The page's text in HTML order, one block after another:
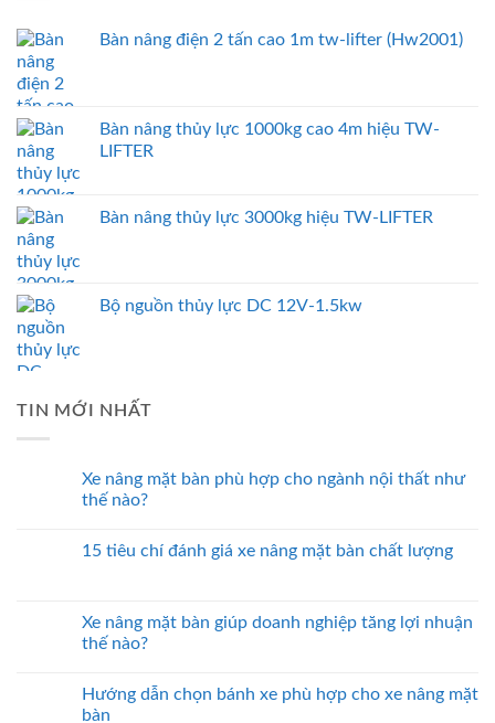
Bàn nâng điện 2 tấn cao 1m tw-lifter (Hw2001)
Bàn nâng thủy lực 1000kg cao 4m hiệu TW-
LIFTER
Bàn nâng thủy lực 3000kg hiệu TW-LIFTER
Bộ nguồn thủy lực DC 12V-1.5kw
TIN MỚI NHẤT
Xe nâng mặt bàn phù hợp cho ngành nội thất như
thế nào?
15 tiêu chí đánh giá xe nâng mặt bàn chất lượng
Xe nâng mặt bàn giúp doanh nghiệp tăng lợi nhuận
thế nào?
Hướng dẫn chọn bánh xe phù hợp cho xe nâng mặt
bàn